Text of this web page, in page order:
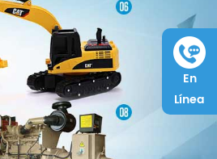
En
Línea